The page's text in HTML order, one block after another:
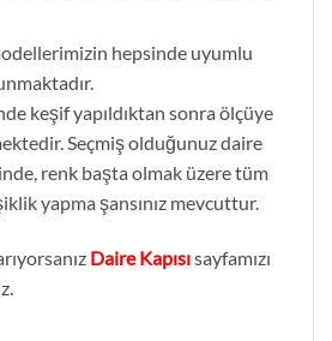
hepsinde uyumlu
keşif yapıldıktan sonra ölçüye
Seçmiş olduğunuz daire
renk başta olmak üzere tüm
yapma şansınız mevcuttur.
Daire Kapısısayfamızı